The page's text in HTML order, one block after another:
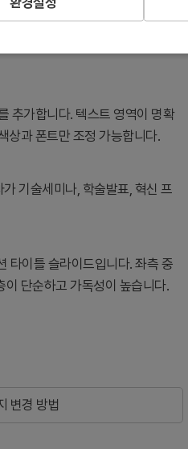
기하학 패턴이 과학적 신뢰성과
추가합니다. 텍스트 영역이 명확
상과 폰트만 조정 가능합니다.
기술세미나, 학술발표, 혁신 프
타이틀 슬라이드입니다. 좌측 중
단순하고 가독성이 높습니다.
변경 방법